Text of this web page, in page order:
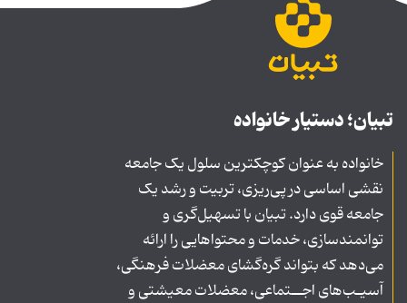
تبیان؛ دستیار خانواده
خانواده به عنوان کوچکترین سلول یک جامعه
نقشی اساسی در پی‌ریزی، تربیت و رشد یک
جامعه قوی دارد. تبیان با تسهیل‌گری و
توانمندسازی، خدمات و محتواهایی را ارائه
می‌دهد که بتواند گره‌گشای معضلات فرهنگی،
آسیـب‌های اجــتماعی، معضلات معیشتی و